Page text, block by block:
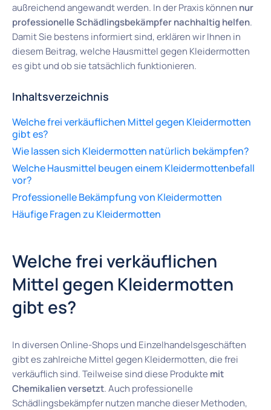
außreichend angewandt werden. In der Praxis können nur
professionelle Schädlingsbekämpfer nachhaltig helfen.
Damit Sie bestens informiert sind, erklären wir Ihnen in
diesem Beitrag, welche Hausmittel gegen Kleidermotten
es gibt und ob sie tatsächlich funktionieren.
Inhaltsverzeichnis
Welche frei verkäuflichen Mittel gegen Kleidermotten
gibt es?
Wie lassen sich Kleidermotten natürlich bekämpfen?
Welche Hausmittel beugen einem Kleidermottenbefall
vor?
Professionelle Bekämpfung von Kleidermotten
Häufige Fragen zu Kleidermotten
Welche frei verkäuflichen
Mittel gegen Kleidermotten
gibt es?
In diversen Online-Shops und Einzelhandelsgeschäften
gibt es zahlreiche Mittel gegen Kleidermotten, die frei
verkäuflich sind. Teilweise sind diese Produkte mit
Chemikalien versetzt. Auch professionelle
Schädlingsbekämpfer nutzen manche dieser Methoden,